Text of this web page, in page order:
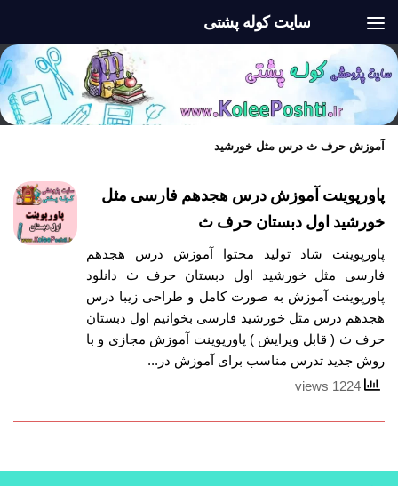
سایت کوله پشتی
آموزش حرف ث درس مثل خورشید
پاورپوینت آموزش درس هجدهم فارسی مثل
خورشید اول دبستان حرف ث
پاورپوینت شاد تولید محتوا آموزش درس هجدهم
فارسی مثل خورشید اول دبستان حرف ث دانلود
پاورپوینت آموزش به صورت کامل و طراحی زیبا درس
هجدهم درس مثل خورشید فارسی بخوانیم اول دبستان
حرف ث ( قابل ویرایش ) پاورپوینت آموزش مجازی و با
روش جدید تدرس مناسب برای آموزش در...